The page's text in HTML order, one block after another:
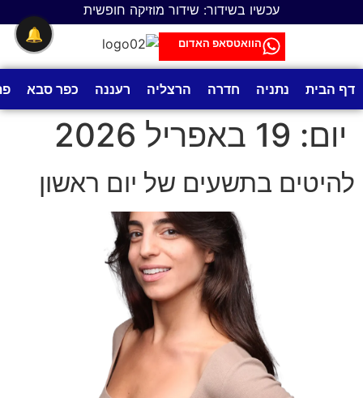
עכשיו בשידור: שידור מוזיקה חופשית
הוואטסאפ האדום
דף הבית נתניה חדרה הרצליה רעננה כפר סבא
יום: 19 באפריל 2026
להיטים בתשעים של יום ראשון
🔔